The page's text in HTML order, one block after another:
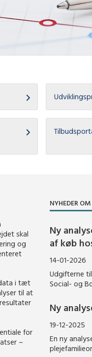
skal
og
i tæt
til at
for
–
NYHEDER
Ny
af køb
14-01-2026
Udgifterne
Social- og
Ny
19-12-2025
En ny